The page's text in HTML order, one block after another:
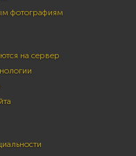
фотографиям
на сервер